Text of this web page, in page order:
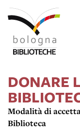
DONARE
Modalità di
Biblioteca